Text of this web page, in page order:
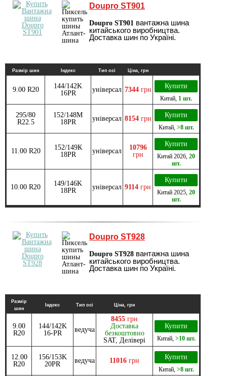
Doupro ST901
Doupro ST901 вантажна шина
китайського виробництва.
Доставка шин по Україні.
Размір шин Індекс Тип осі Ціна, грн
9.00 R20
144/142K
16PR
універсал 7344 грн Купити
Китай 1 шт.
295/80
R22.5
152/148M
18PR
універсал 8154 грн Купити
Китай, >8 шт.
11.00 R20
152/149К
18PR
універсал
10796
грн
Купити
Китай 2026 20
шт.
10.00 R20
149/146K
18PR
універсал 9114 грн
Купити
Китай 2025 20
шт.
Doupro ST928
Doupro ST928 вантажна шина
китайського виробництва.
Доставка шин по Україні.
Размір
шин
Індекс Тип осі Ціна, грн
9.00
R20
144/142K
16-PR
ведуча
8455 грн
Доставка
безкоштовно
SAT, Делівері
Купити
Китай, >10 шт.
12.00
R20
156/153K
20PR
ведуча 11016 грн Купити
Китай, >8 шт.